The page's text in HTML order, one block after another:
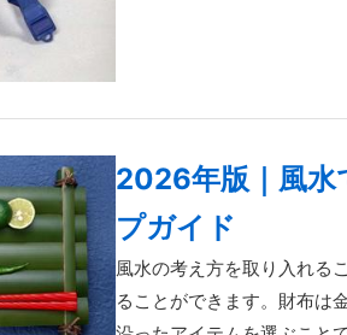
2026年版｜風水
プガイド
風水の考え方を取り入れる
ることができます。財布は